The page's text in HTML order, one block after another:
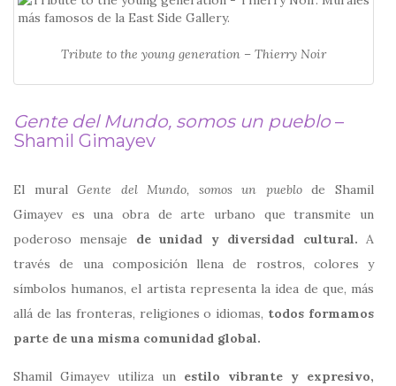
Tribute to the young generation – Thierry Noir
Gente del Mundo, somos un pueblo –
Shamil Gimayev
El muralGente del Mundo, somos un pueblodeShamil
Gimayev es una obra de arte urbano que transmite un
poderoso mensaje de unidad y diversidad cultural. A
través de una composición llena de rostros, colores y
símbolos humanos, el artista representa la idea de que, más
allá de las fronteras, religiones o idiomas, todos formamos
parte de una misma comunidad global.
Shamil Gimayev utiliza un estilo vibrante y expresivo,